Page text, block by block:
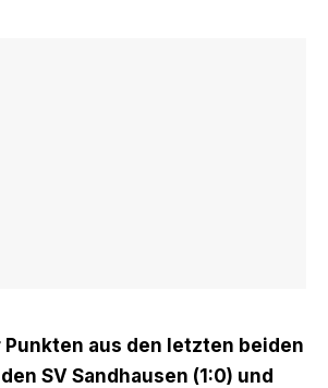
Punkten aus den letzten beiden
SV Sandhausen (1:0) und